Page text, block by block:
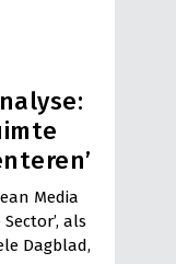
Media
als
Dagblad,